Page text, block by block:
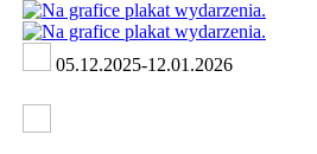
05.12.2025-12.01.2026